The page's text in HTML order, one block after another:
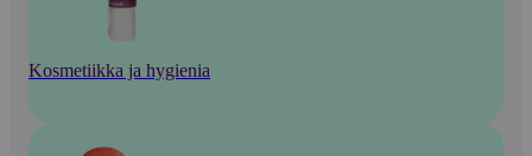
Kosmetiikka ja hygienia